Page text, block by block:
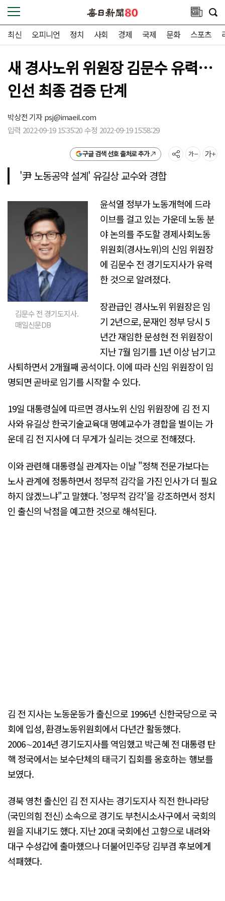
최신 오피니언 정치 사회 경제 국제 문화 스포츠
새 경사노위 위원장 김문수 유력…
인선 최종 검증 단계
박상전 기자psj@imaeil.com
입력 2022-09-19 15:35:20 수정 2022-09-19 15:58:29
구글 검색 선호 출처로 추가
'尹 노동공약 설계' 유길상 교수와 경합
김문수 전 경기도지사.
매일신문DB
윤석열 정부가 노동개혁에 드라
이브를 걸고 있는 가운데 노동 분
야 논의를 주도할 경제사회노동
위원회(경사노위)의 신임 위원장
에 김문수 전 경기도지사가 유력
한 것으로 알려졌다.
장관급인 경사노위 위원장은 임
기 2년으로, 문재인 정부 당시 5
년간 재임한 문성현 전 위원장이
지난 7월 임기를 1년 이상 남기고
사퇴하면서 2개월째 공석이다. 이에 따라 신임 위원장이 임
명되면 곧바로 임기를 시작할 수 있다.
19일 대통령실에 따르면 경사노위 신임 위원장에 김 전 지
사와 유길상 한국기술교육대 명예교수가 경합을 벌이는 가
운데 김 전 지사에 더 무게가 실리는 것으로 전해졌다.
이와 관련해 대통령실 관계자는 이날 "정책 전문가보다는
노사 관계에 정통하면서 정무적 감각을 가진 인사가 더 필요
하지 않겠느냐"고 말했다. '정무적 감각'을 강조하면서 정치
인 출신의 낙점을 예고한 것으로 해석된다.
김 전 지사는 노동운동가 출신으로 1996년 신한국당으로 국
회에 입성, 환경노동위원회에서 다년간 활동했다.
2006∼2014년 경기도지사를 역임했고 박근혜 전 대통령 탄
핵 정국에서는 보수단체의 태극기 집회를 옹호하는 행보를
보였다.
경북 영천 출신인 김 전 지사는 경기도지사 직전 한나라당
(국민의힘 전신) 소속으로 경기도 부천시소사구에서 국회의
원을 지내기도 했다. 지난 20대 국회에선 고향으로 내려와
대구 수성갑에 출마했으나 더불어민주당 김부겸 후보에게
석패했다.